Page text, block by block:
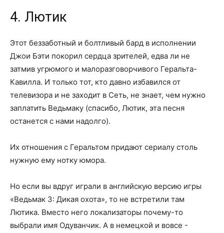
4. Лютик
Этот беззаботный и болтливый бард в исполнении
Джои Бэти покорил сердца зрителей, едва ли не
затмив угрюмого и малоразговорчивого Геральта-
Кавилла. И только тот, кто давно избавился от
телевизора и не заходит в Сеть, не знает, чем нужно
заплатить Ведьмаку (спасибо, Лютик, эта песня
останется с нами надолго).
Их отношения с Геральтом придают сериалу столь
нужную ему нотку юмора.
Но если вы вдруг играли в английскую версию игры
«Ведьмак 3: Дикая охота», то не встретили там
Лютика. Вместо него локализаторы почему-то
выбрали имя Одуванчик. А в немецкой и вовсе -